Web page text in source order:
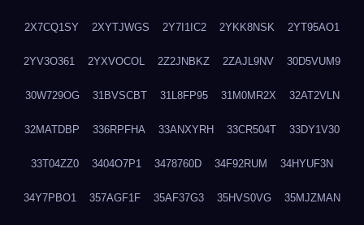
2X7CQ1SY 2XYTJWGS 2Y7I1IC2 2YKK8NSK 2YT95AO1
2YV3O361 2YXVOCOL 2Z2JNBKZ 2ZAJL9NV 30D5VUM9
30W729OG 31BVSCBT 31L8FP95 31M0MR2X 32AT2VLN
32MATDBP 336RPFHA 33ANXYRH 33CR504T 33DY1V30
33T04ZZ0 3404O7P1 3478760D 34F92RUM 34HYUF3N
34Y7PBO1 357AGF1F 35AF37G3 35HVS0VG 35MJZMAN